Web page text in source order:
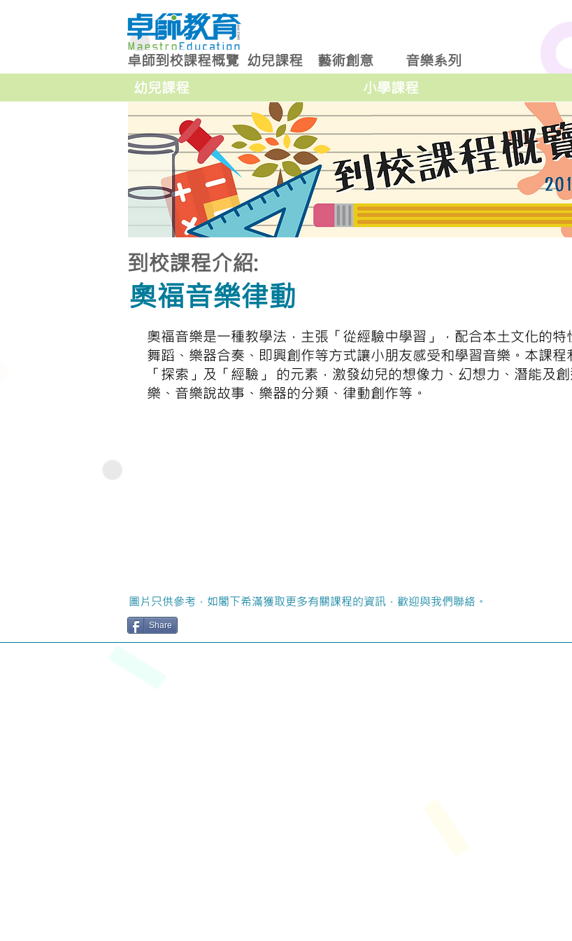
卓師到校課程概覽 幼兒課程 藝術創意
音樂系列
幼兒課程
小學課程
到校課程介紹:
奧福音樂律動
奧福音樂是一種教學法，主張「從經驗中學習」，配合本土文化的
舞蹈、樂器合奏、即興創作等方式讓小朋友感受和學習音樂。本課
「探索」及「經驗」 的元素，激發幼兒的想像力、幻想力、潛能及
樂、音樂說故事、樂器的分類、律動創作等。
圖片只供參考，如閣下希滿獲取更多有關課程的資訊，歡迎與我們聯絡。
Share